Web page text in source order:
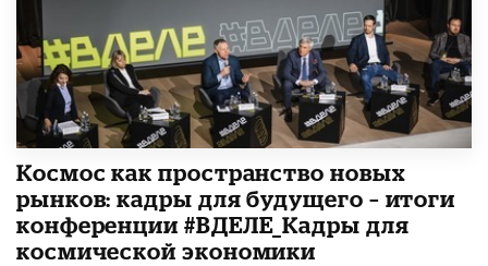
Космос как пространство новых
рынков: кадры для будущего – итоги
конференции #ВДЕЛЕ_Кадры для
космической экономики